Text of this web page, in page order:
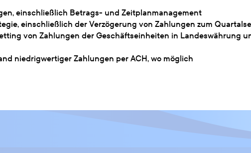
einschließlich Betrags- und Zeitplanmanagement
einschließlich der Verzögerung von Zahlungen zum
von Zahlungen der Geschäftseinheiten in Landeswährung
niedrigwertiger Zahlungen per ACH, wo möglich